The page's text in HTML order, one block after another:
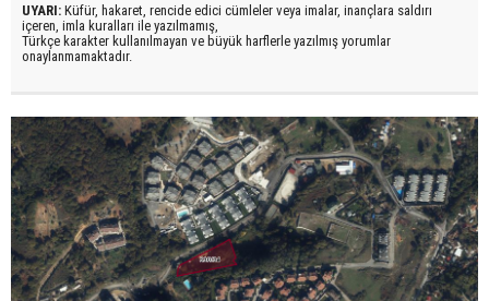
UYARI: Küfür, hakaret, rencide edici cümleler veya imalar, inançlara saldırı
içeren, imla kuralları ile yazılmamış,
Türkçe karakter kullanılmayan ve büyük harflerle yazılmış yorumlar
onaylanmamaktadır.